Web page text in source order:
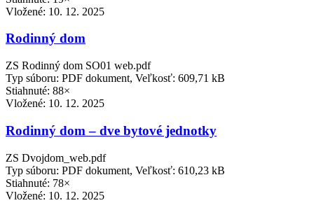
Vložené: 10. 12. 2025
Rodinný dom
ZS Rodinný dom SO01 web.pdf
Typ súboru: PDF dokument, Veľkosť: 609,71 kB
Stiahnuté: 88×
Vložené: 10. 12. 2025
Rodinný dom – dve bytové jednotky
ZS Dvojdom_web.pdf
Typ súboru: PDF dokument, Veľkosť: 610,23 kB
Stiahnuté: 78×
Vložené: 10. 12. 2025